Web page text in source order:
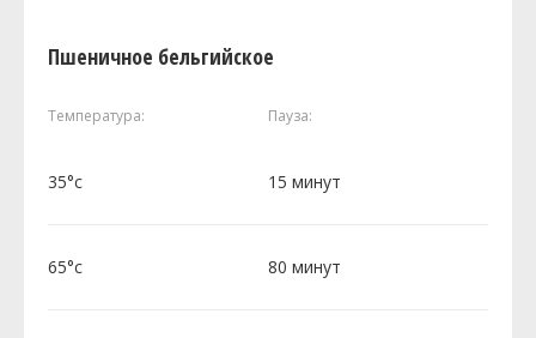
Пшеничное бельгийское
Температура: Пауза:
35°c 15 минут
65°c 80 минут